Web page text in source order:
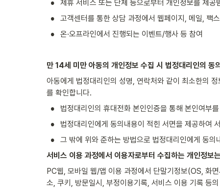
• 제휴 서비스 또는 단체 등으로부터 개인정보를 제공
• 고객센터를 통한 상담 과정에서 웹페이지, 메일, 팩
• 온·오프라인에서 진행되는 이벤트/행사 등 참여
만 14세 미만 아동의 개인정보 수집 시 법정대리인의 동
아동에게 법정대리인의 성명, 연락처와 같이 최소한의
를 확인합니다.
• 법정대리인의 휴대전화 본인인증을 통해 본인여부
• 법정대리인에게 동의내용이 적힌 서면을 제공하여
•
그 밖에 위와 준하는 방법으로 법정대리인에게 동
서비스 이용 과정에서 이용자로부터 수집하는 개인정보
PC웹, 모바일 웹/앱 이용 과정에서 단말기정보(OS, 화
소, 쿠키, 방문일시, 부정이용기록, 서비스 이용 기록 등